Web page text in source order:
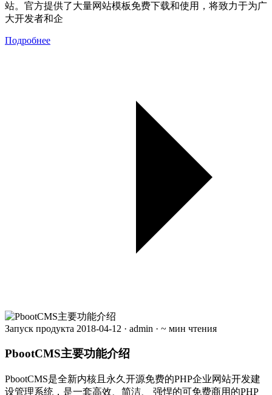
站。官方提供了大量网站模板免费下载和使用，将致力于为广
大开发者和企
Подробнее
Запуск продукта 2018-04-12 · admin · ~ мин чтения
PbootCMS主要功能介绍
PbootCMS是全新内核且永久开源免费的PHP企业网站开发建
设管理系统，是一套高效、简洁、 强悍的可免费商用的PHP